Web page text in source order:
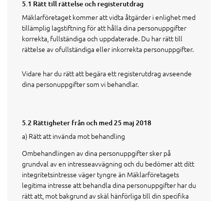
5.1 Rätt till rättelse och registerutdrag
Mäklarföretaget kommer att vidta åtgärder i enlighet med
tillämplig lagstiftning för att hålla dina personuppgifter
korrekta, fullständiga och uppdaterade. Du har rätt till
rättelse av ofullständiga eller inkorrekta personuppgifter.
Vidare har du rätt att begära ett registerutdrag avseende
dina personuppgifter som vi behandlar.
5.2 Rättigheter från och med 25 maj 2018
a) Rätt att invända mot behandling
Ombehandlingen av dina personuppgifter sker på
grundval av en intresseavvägning och du bedömer att ditt
integritetsintresse väger tyngre än Mäklarföretagets
legitima intresse att behandla dina personuppgifter har du
rätt att, mot bakgrund av skäl hänförliga till din specifika